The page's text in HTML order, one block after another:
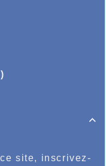

site, inscrivez-